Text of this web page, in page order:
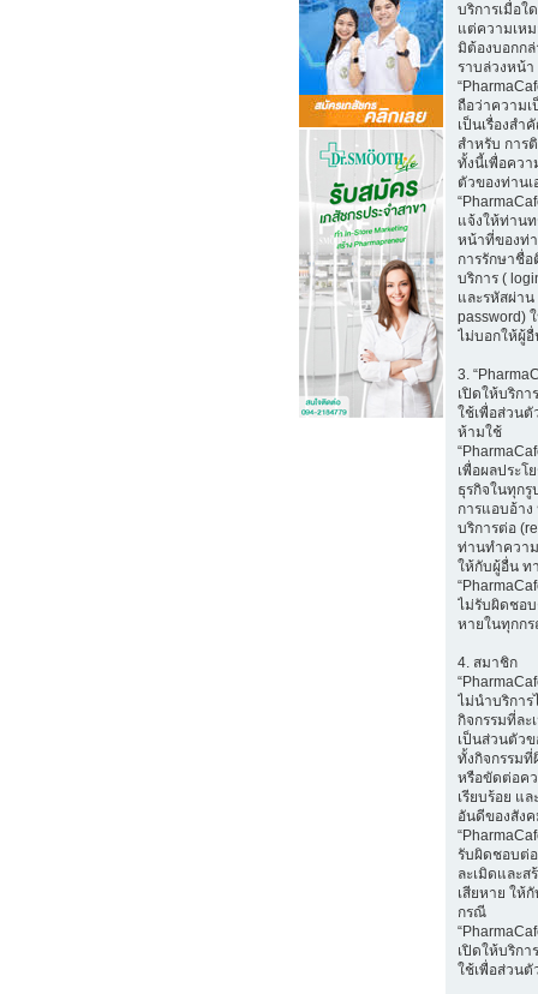
บริการเมื่อใ
แต่ความเห
มิต้องบอกก
ราบล่วงหน้า
ถือว่าความ
เป็นเรื่องสำ
สำหรับ การ
ทั้งนี้เพื่อควา
ตัวของท่านเ
แจ้งให้ท่าน
หน้าที่ของท่า
การรักษาชื่
บริการ (
และรหัสผ่าน
password)
ไม่บอกให้ผู้
3.
เปิดให้บริกา
ใช้เพื่อส่วนตั
ห้ามใช้
เพื่อผลประโ
ธุรกิจในทุก
การแอบอ้าง
บริการต่อ
ท่านทำควา
ให้กับผู้อื่น ท
ไม่รับผิดชอ
หายในทุกก
4. สมาชิก
ไม่นำบริการ
กิจกรรมที่ละ
เป็นส่วนตัว
ทั้งกิจกรรม
หรือขัดต่อค
เรียบร้อย แ
อันดีของสัง
รับผิดชอบต่
ละเมิดและส
เสียหาย ให้
กรณี
เปิดให้บริกา
ใช้เพื่อส่วนตั